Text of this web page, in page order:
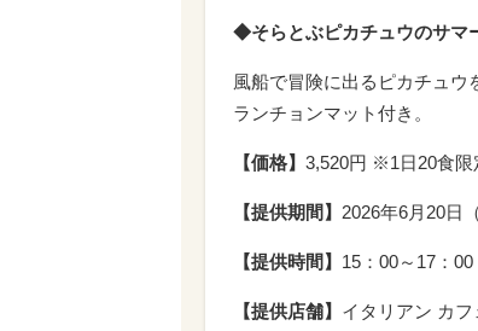
◆そらとぶピカチュウのサマ
風船で冒険に出るピカチュ
ランチョンマット付き。
【価格】 3,520円 ※1日20食限
【提供期間】 2026年6月20日
【提供時間】 15：00～17：
【提供店舗】 イタリアン カ